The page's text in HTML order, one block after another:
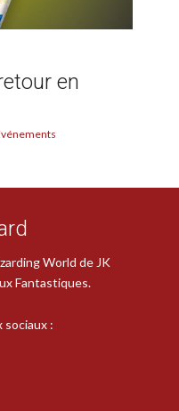
en
World de JK
Fantastiques.
sociaux :